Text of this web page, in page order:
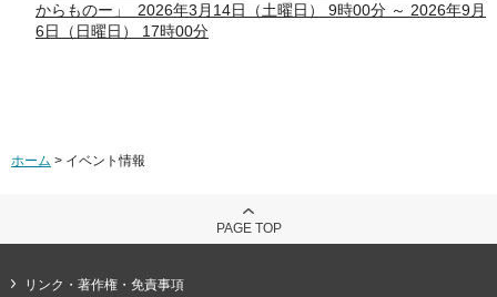
からものー」 2026年3月14日（土曜日） 9時00分 ～ 2026年9月
6日（日曜日） 17時00分
ホーム > イベント情報
PAGE TOP
リンク・著作権・免責事項